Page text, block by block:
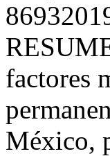
factores
México,